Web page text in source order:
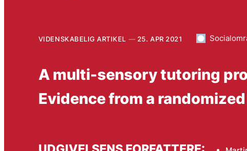
VIDENSKABELIG ARTIKEL 25. APR 2021
A multi-sensory tutoring
Evidence from a